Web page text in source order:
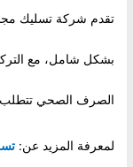
تقدم شركة تسليك
بشكل شامل، مع
الصرف الصحي تتطلب
لمعرفة المزيد عن: